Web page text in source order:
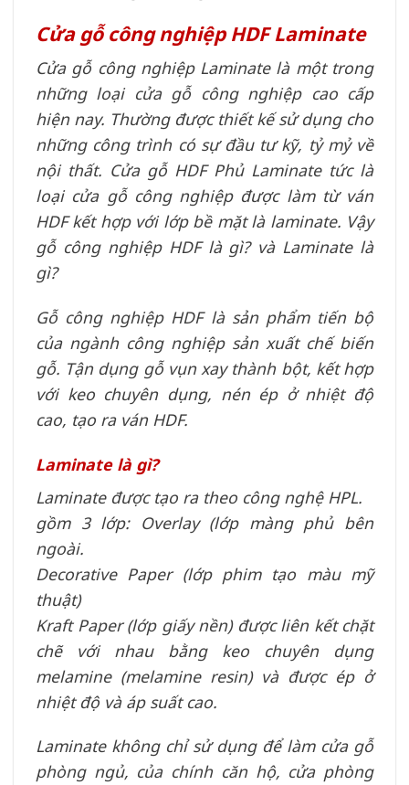
Cửa gỗ công nghiệp HDF Laminate
Cửa gỗ công nghiệp Laminate là một trong
những loại cửa gỗ công nghiệp cao cấp
hiện nay. Thường được thiết kế sử dụng cho
những công trình có sự đầu tư kỹ, tỷ mỷ về
nội thất. Cửa gỗ HDF Phủ Laminate tức là
loại cửa gỗ công nghiệp được làm từ ván
HDF kết hợp với lớp bề mặt là laminate. Vậy
gỗ công nghiệp HDF là gì? và Laminate là
gì?
Gỗ công nghiệp HDF là sản phẩm tiến bộ
của ngành công nghiệp sản xuất chế biến
gỗ. Tận dụng gỗ vụn xay thành bột, kết hợp
với keo chuyên dụng, nén ép ở nhiệt độ
cao, tạo ra ván HDF.
Laminate là gì?
Laminate được tạo ra theo công nghệ HPL.
gồm 3 lớp: Overlay (lớp màng phủ bên
ngoài.
Decorative Paper (lớp phim tạo màu mỹ
thuật)
Kraft Paper (lớp giấy nền) được liên kết chặt
chẽ với nhau bằng keo chuyên dụng
melamine (melamine resin) và được ép ở
nhiệt độ và áp suất cao.
Laminate không chỉ sử dụng để làm cửa gỗ
phòng ngủ, của chính căn hộ, cửa phòng